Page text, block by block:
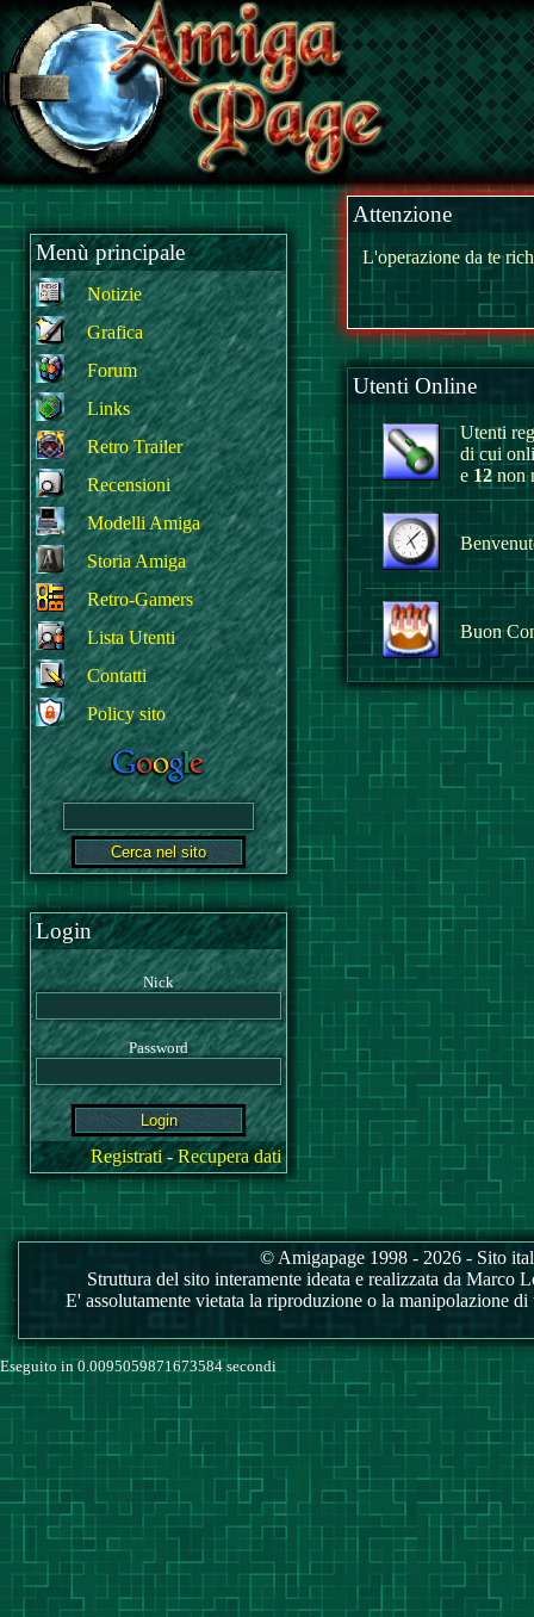
Menù principale
Notizie
Grafica
Forum
Links
Retro Trailer
Recensioni
Modelli Amiga
Storia Amiga
Retro-Gamers
Lista Utenti
Contatti
Policy sito
Login
Nick
Password
Registrati-Recupera dati
Attenzione
L'operazione da te
Utenti Online
Utenti
di cui
e 12 non
Buon
© Amigapage 1998 - 2026 - Sito
Struttura del sito interamente ideata e realizzata da
E' assolutamente vietata la riproduzione o la manipolazione
Eseguito in 0.0095059871673584 secondi